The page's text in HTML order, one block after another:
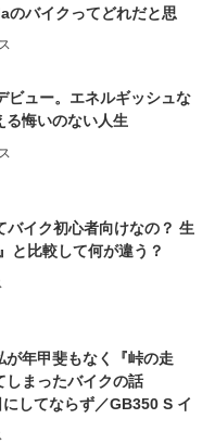
のバイクってどれだと思
ビュー。エネルギッシュな
る悔いのない人生
バイク初心者向けなの？ 生
と比較して何が違う？
が年甲斐もなく『峠の走
しまったバイクの話
してならず／GB350 S イ
編】